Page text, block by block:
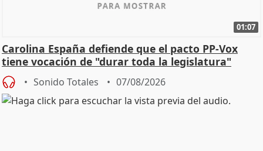
01:07
Carolina España defiende que el pacto PP-Vox
tiene vocación de "durar toda la legislatura"
Sonido Totales 07/08/2026